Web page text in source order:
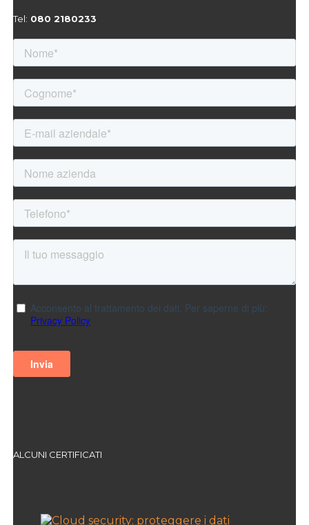
Tel: 080 2180233
ALCUNI CERTIFICATI